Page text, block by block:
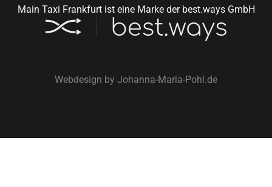
Main Taxi Frankfurt ist eine Marke der best.ways GmbH
Webdesign by Johanna-Maria-Pohl.de